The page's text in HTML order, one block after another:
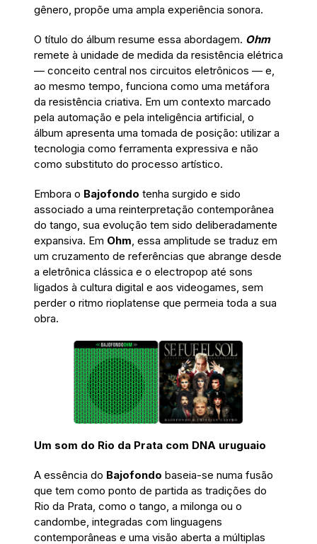
gênero, propõe uma ampla experiência sonora.
O título do álbum resume essa abordagem. Ohm
remete à unidade de medida da resistência elétrica
— conceito central nos circuitos eletrônicos — e,
ao mesmo tempo, funciona como uma metáfora
da resistência criativa. Em um contexto marcado
pela automação e pela inteligência artificial, o
álbum apresenta uma tomada de posição: utilizar a
tecnologia como ferramenta expressiva e não
como substituto do processo artístico.
Embora o Bajofondo tenha surgido e sido
associado a uma reinterpretação contemporânea
do tango, sua evolução tem sido deliberadamente
expansiva. Em Ohm, essa amplitude se traduz em
um cruzamento de referências que abrange desde
a eletrônica clássica e o electropop até sons
ligados à cultura digital e aos videogames, sem
perder o ritmo rioplatense que permeia toda a sua
obra.
Um som do Rio da Prata com DNA uruguaio
A essência do Bajofondo baseia-se numa fusão
que tem como ponto de partida as tradições do
Rio da Prata, como o tango, a milonga ou o
candombe, integradas com linguagens
contemporâneas e uma visão aberta a múltiplas